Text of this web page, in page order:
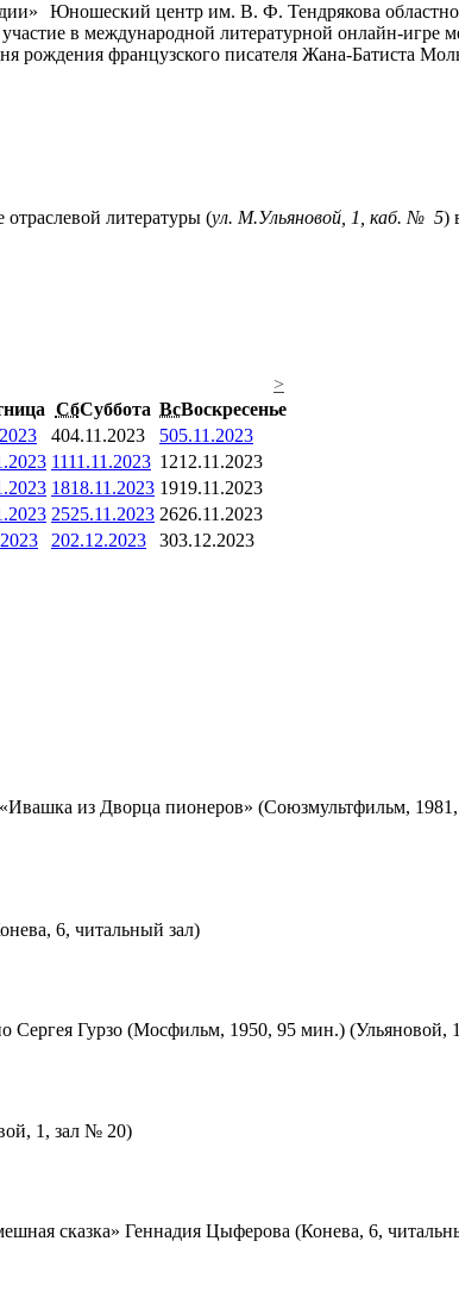
Юношеский центр им. В. Ф. Тендрякова
в международной литературной онлайн-
рождения французского писателя Жана-Батиста
отраслевой литературы (ул. М.Ульяновой, 1, каб. № 5)
>
СбСуббота ВсВоскресенье
404.11.2023 505.11.2023
1111.11.2023 1212.11.2023
1818.11.2023 1919.11.2023
2525.11.2023 2626.11.2023
202.12.2023 303.12.2023
из Дворца пионеров» (Союзмультфильм,
6, читальный зал)
Сергея Гурзо (Мосфильм, 1950, 95 мин.) (Ульяновой,
1, зал № 20)
сказка» Геннадия Цыферова (Конева, 6,